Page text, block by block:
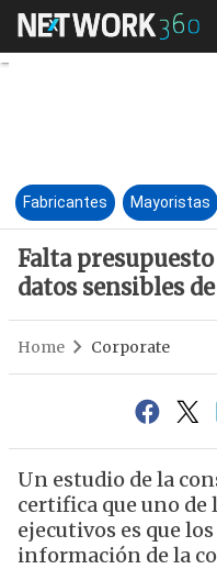
Fabricantes Mayoristas
Falta
datos sensibles
Home Corporate
Un estudio de la
certifica que uno de
ejecutivos es que
información de la